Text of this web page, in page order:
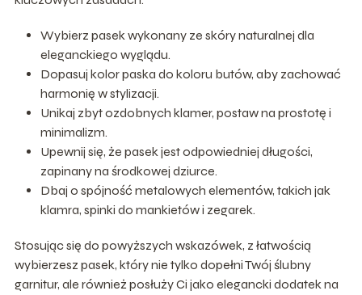
Wybierz pasek wykonany ze skóry naturalnej dla
eleganckiego wyglądu.
Dopasuj kolor paska do koloru butów, aby zachować
harmonię w stylizacji.
Unikaj zbyt ozdobnych klamer, postaw na prostotę i
minimalizm.
Upewnij się, że pasek jest odpowiedniej długości,
zapinany na środkowej dziurce.
Dbaj o spójność metalowych elementów, takich jak
klamra, spinki do mankietów i zegarek.
Stosując się do powyższych wskazówek, z łatwością
wybierzesz pasek, który nie tylko dopełni Twój ślubny
garnitur, ale również posłuży Ci jako elegancki dodatek na